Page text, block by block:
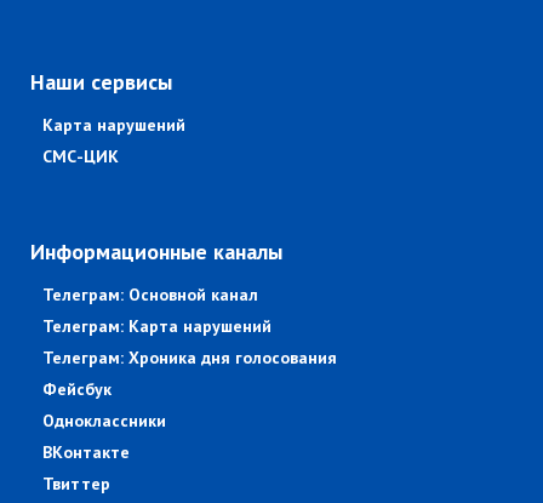
Наши сервисы
Карта нарушений
СМС-ЦИК
Информационные каналы
Телеграм: Основной канал
Телеграм: Карта нарушений
Телеграм: Хроника дня голосования
Фейсбук
Одноклассники
ВКонтакте
Твиттер